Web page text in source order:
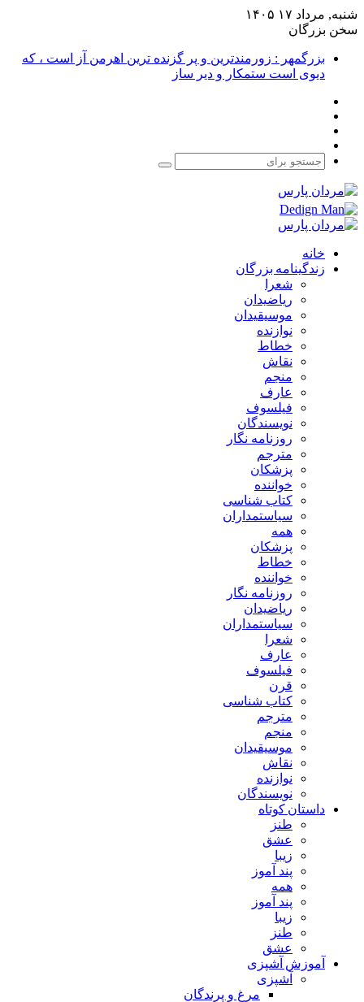
شنبه, مرداد ۱۷ ۱۴۰۵
سخن بزرگان
بزرگمهر : زورمندترین و پر گزنده ترین اهرمن آز است ، که
دیوی است ستمکار و دیر ساز
جستجو
خانه
زندگینامه بزرگان
شعرا
ریاضیدان
موسیقیدان
نوازنده
خطاط
نقاش
منجم
عارف
فیلسوف
نویسندگان
روزنامه نگار
مترجم
پزشکان
خواننده
کتاب شناسی
سیاستمداران
همه
پزشکان
خطاط
خواننده
روزنامه نگار
ریاضیدان
سیاستمداران
شعرا
عارف
فیلسوف
قرن
کتاب شناسی
مترجم
منجم
موسیقیدان
نقاش
نوازنده
نویسندگان
داستان کوتاه
طنز
عشق
زیبا
پند آموز
همه
پند آموز
زیبا
طنز
عشق
آموزش آشپزی
آشپزی
مرغ و پرندگان